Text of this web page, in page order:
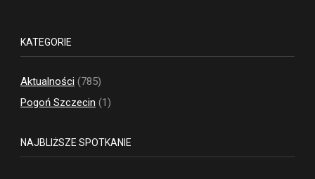
KATEGORIE
Aktualności (785)
Pogoń Szczecin (1)
NAJBLIŻSZE SPOTKANIE